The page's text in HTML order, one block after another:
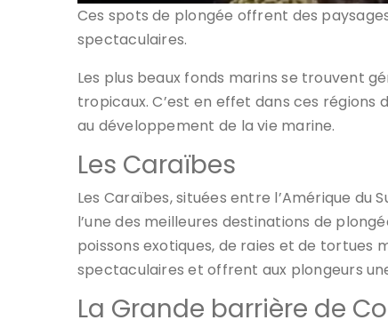
Ces spots de plongée offrent des
spectaculaires.
Les plus beaux fonds marins se trouvent
tropicaux. C’est en effet dans ces régions
au développement de la vie marine.
Les Caraïbes
Les Caraïbes, situées entre l’Amérique du
l’une des meilleures destinations de
poissons exotiques, de raies et de tortues
spectaculaires et offrent aux plongeurs
La Grande barrière de